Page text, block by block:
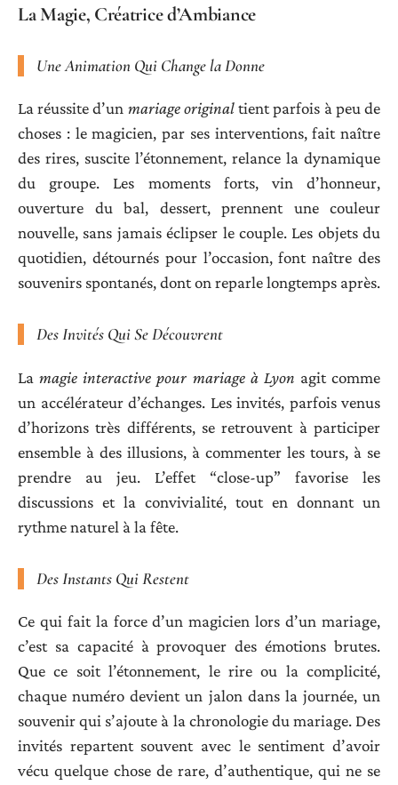
La Magie, Créatrice d’Ambiance
Une Animation Qui Change la Donne
La réussite d’un mariage originaltient parfois à peu de
choses : le magicien, par ses interventions, fait naître
des rires, suscite l’étonnement, relance la dynamique
du groupe. Les moments forts, vin d’honneur,
ouverture du bal, dessert, prennent une couleur
nouvelle, sans jamais éclipser le couple. Les objets du
quotidien, détournés pour l’occasion, font naître des
souvenirs spontanés, dont on reparle longtemps après.
Des Invités Qui Se Découvrent
Lamagie interactive pour mariage à Lyon agit comme
un accélérateur d’échanges. Les invités, parfois venus
d’horizons très différents, se retrouvent à participer
ensemble à des illusions, à commenter les tours, à se
prendre au jeu. L’effet “close-up” favorise les
discussions et la convivialité, tout en donnant un
rythme naturel à la fête.
Des Instants Qui Restent
Ce qui fait la force d’un magicien lors d’un mariage,
c’est sa capacité à provoquer des émotions brutes.
Que ce soit l’étonnement, le rire ou la complicité,
chaque numéro devient un jalon dans la journée, un
souvenir qui s’ajoute à la chronologie du mariage. Des
invités repartent souvent avec le sentiment d’avoir
vécu quelque chose de rare, d’authentique, qui ne se